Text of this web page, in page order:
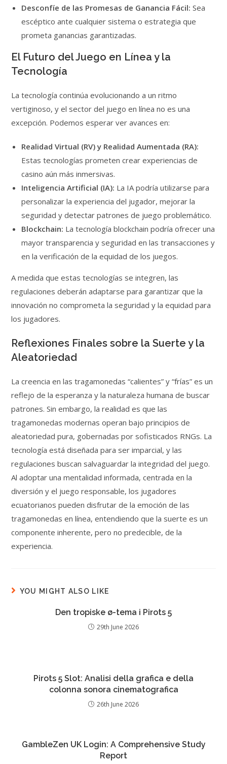
Desconfíe de las Promesas de Ganancia Fácil: Sea
escéptico ante cualquier sistema o estrategia que
prometa ganancias garantizadas.
El Futuro del Juego en Línea y la
Tecnología
La tecnología continúa evolucionando a un ritmo
vertiginoso, y el sector del juego en línea no es una
excepción. Podemos esperar ver avances en:
Realidad Virtual (RV) y Realidad Aumentada (RA):
Estas tecnologías prometen crear experiencias de
casino aún más inmersivas.
Inteligencia Artificial (IA): La IA podría utilizarse para
personalizar la experiencia del jugador, mejorar la
seguridad y detectar patrones de juego problemático.
Blockchain: La tecnología blockchain podría ofrecer una
mayor transparencia y seguridad en las transacciones y
en la verificación de la equidad de los juegos.
A medida que estas tecnologías se integren, las
regulaciones deberán adaptarse para garantizar que la
innovación no comprometa la seguridad y la equidad para
los jugadores.
Reflexiones Finales sobre la Suerte y la
Aleatoriedad
La creencia en las tragamonedas “calientes” y “frías” es un
reflejo de la esperanza y la naturaleza humana de buscar
patrones. Sin embargo, la realidad es que las
tragamonedas modernas operan bajo principios de
aleatoriedad pura, gobernadas por sofisticados RNGs. La
tecnología está diseñada para ser imparcial, y las
regulaciones buscan salvaguardar la integridad del juego.
Al adoptar una mentalidad informada, centrada en la
diversión y el juego responsable, los jugadores
ecuatorianos pueden disfrutar de la emoción de las
tragamonedas en línea, entendiendo que la suerte es un
componente inherente, pero no predecible, de la
experiencia.
YOU MIGHT ALSO LIKE
Den tropiske ø-tema i Pirots 5
29th June 2026
Pirots 5 Slot: Analisi della grafica e della
colonna sonora cinematografica
26th June 2026
GambleZen UK Login: A Comprehensive Study
Report